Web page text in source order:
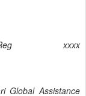
xxxx
Global Assistance